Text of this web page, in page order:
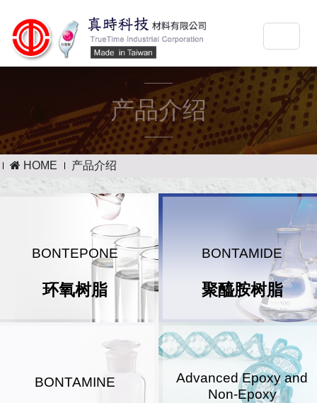
产品介绍
HOME 产品介绍
BONTEPONE
环氧树脂
BONTAMIDE
聚醯胺树脂
BONTAMINE
Advanced Epoxy and
Non-Epoxy